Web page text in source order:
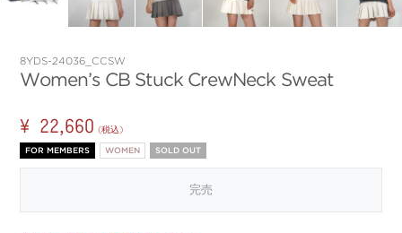
8YDS-24036_CCSW
Women’s CB Stuck CrewNeck Sweat
¥ 22,660 (税込)
FOR MEMBERS WOMEN SOLD OUT
完売